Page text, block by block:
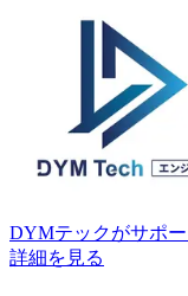
DYMテックがサポー
詳細を見る